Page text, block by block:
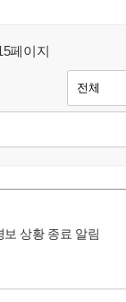
페이지
상황 종료 알림